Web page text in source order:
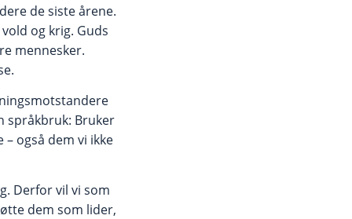
de siste årene.
og krig. Guds
mennesker.
språkbruk: Bruker
også dem vi ikke
Derfor vil vi som
dem som lider,